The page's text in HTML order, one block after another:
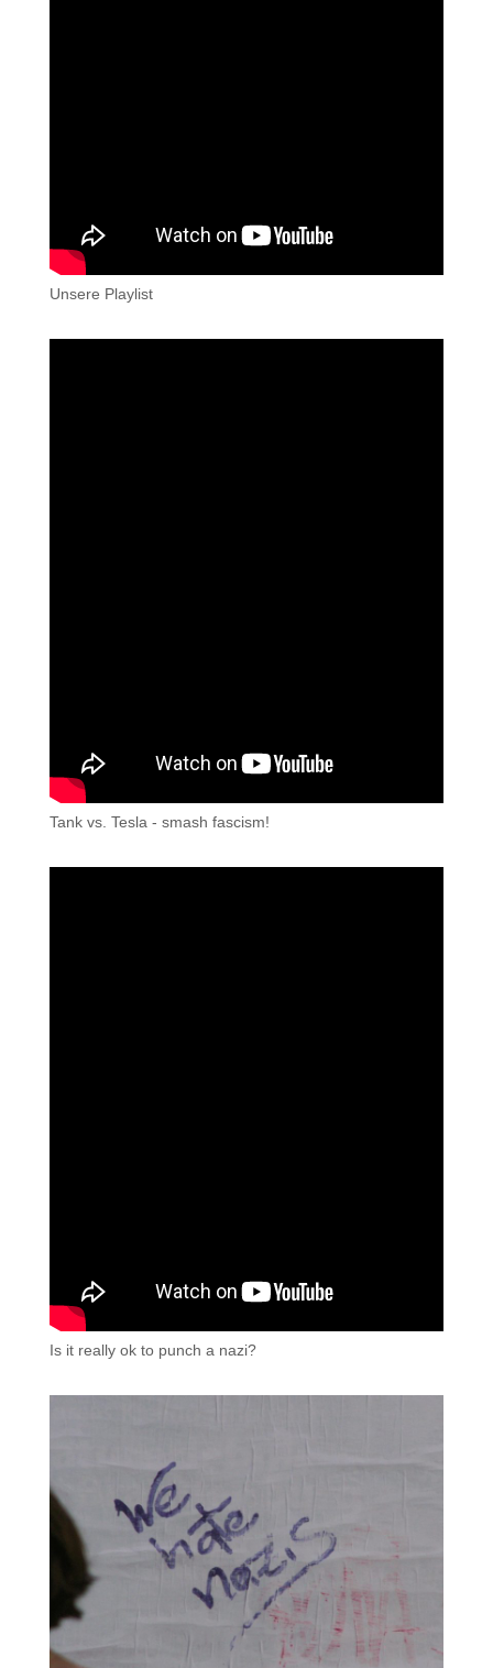
Unsere Playlist
Tank vs. Tesla - smash fascism!
Is it really ok to punch a nazi?